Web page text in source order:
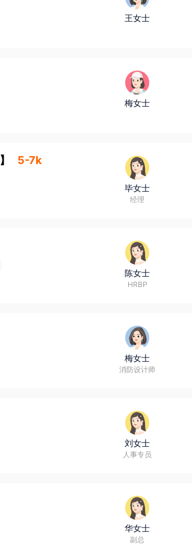
王女士
梅女士
】 5-7k
毕女士
经理
陈女士
HRBP
梅女士
消防设计师
刘女士
人事专员
华女士
副总